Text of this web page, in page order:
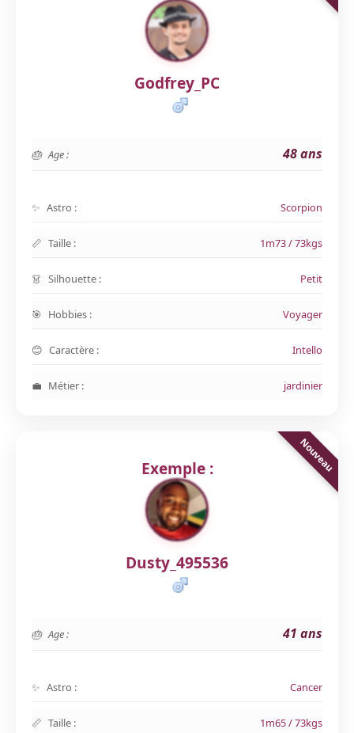
Godfrey_PC
Age : 48 ans
Astro : Scorpion
Taille : 1m73 / 73kgs
Silhouette : Petit
Hobbies : Voyager
Caractère : Intello
Métier : jardinier
Exemple :
Dusty_495536
Age : 41 ans
Astro : Cancer
Taille : 1m65 / 73kgs